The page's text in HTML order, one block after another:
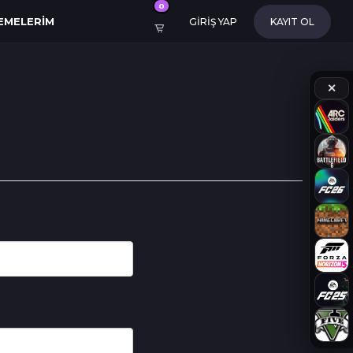
✕
0
GİRİŞ YAP KAYIT OL